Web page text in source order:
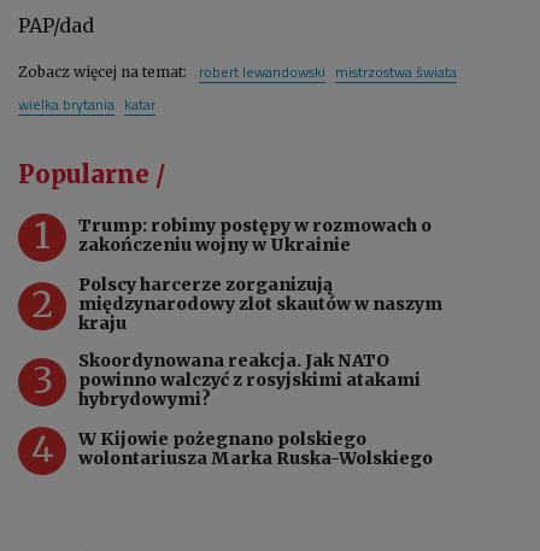
PAP/dad
Zobacz więcej na temat: robert lewandowski mistrzostwa świata
wielka brytania katar
Popularne /
1
Trump: robimy postępy w rozmowach o
zakończeniu wojny w Ukrainie
2
Polscy harcerze zorganizują
międzynarodowy zlot skautów w naszym
kraju
3
Skoordynowana reakcja. Jak NATO
powinno walczyć z rosyjskimi atakami
hybrydowymi?
4
W Kijowie pożegnano polskiego
wolontariusza Marka Ruska-Wolskiego